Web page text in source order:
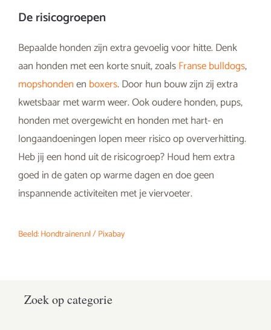
De risicogroepen
Bepaalde honden zijn extra gevoelig voor hitte. Denk
aan honden met een korte snuit, zoalsFranse bulldogs,
mopshondenen boxers. Door hun bouw zijn zij extra
kwetsbaar met warm weer. Ook oudere honden, pups,
honden met overgewicht en honden met hart- en
longaandoeningen lopen meer risico op oververhitting.
Heb jij een hond uit de risicogroep? Houd hem extra
goed in de gaten op warme dagen en doe geen
inspannende activiteiten met je viervoeter.
Beeld: Hondtrainen.nl / Pixabay
Zoek op categorie